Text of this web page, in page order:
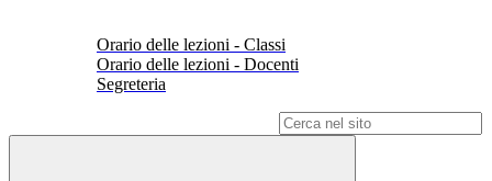
Orario delle lezioni - Classi
Orario delle lezioni - Docenti
Segreteria